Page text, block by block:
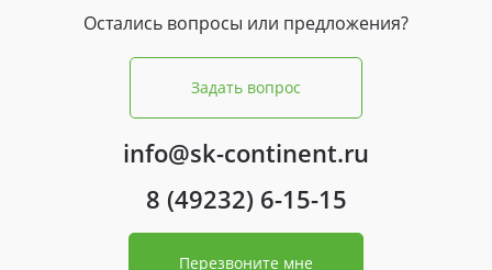
Остались вопросы или предложения?
Задать вопрос
info@sk-continent.ru
8 (49232) 6-15-15
Перезвоните мне